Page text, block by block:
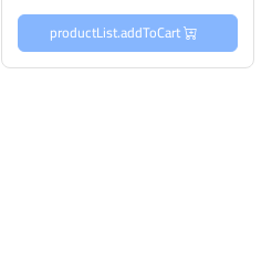
productList.addToCart